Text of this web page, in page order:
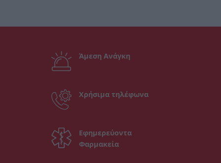
Άμεση Ανάγκη
Χρήσιμα τηλέφωνα
Εφημερεύοντα
Φαρμακεία